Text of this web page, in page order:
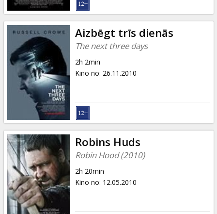
Aizbēgt trīs dienās
The next three days
2h 2min
Kino no: 26.11.2010
Robins Huds
Robin Hood (2010)
2h 20min
Kino no: 12.05.2010